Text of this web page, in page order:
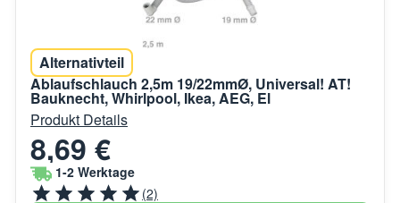
Alternativteil
Ablaufschlauch 2,5m 19/22mmØ, Universal! AT!
Bauknecht, Whirlpool, Ikea, AEG, El
Produkt Details
8,69 €
1-2 Werktage
(2)